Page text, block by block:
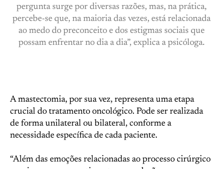
pergunta surge por diversas razões, mas, na prática,
percebe-se que, na maioria das vezes, está relacionada
ao medo do preconceito e dos estigmas sociais que
possam enfrentar no dia a dia”, explica a psicóloga.
A mastectomia, por sua vez, representa uma etapa
crucial do tratamento oncológico. Pode ser realizada
de forma unilateral ou bilateral, conforme a
necessidade específica de cada paciente.
“Além das emoções relacionadas ao processo cirúrgico